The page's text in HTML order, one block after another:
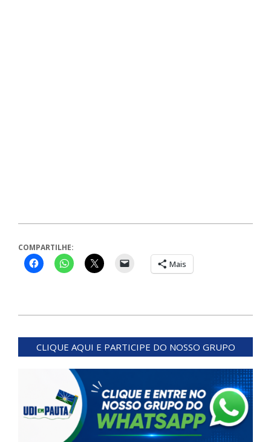
COMPARTILHE:
Mais
07-
CLIQUE AQUI E PARTICIPE DO NOSSO GRUPO